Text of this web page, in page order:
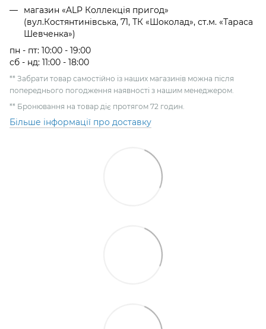
магазин «ALP Коллекція пригод»
(вул.Костянтинівська, 71, ТК «Шоколад», ст.м. «Тараса
Шевченка»)
пн - пт: 10:00 - 19:00
сб - нд: 11:00 - 18:00
** Забрати товар самостійно із наших магазинів можна після
попереднього погодження наявності з нашим менеджером.
** Бронювання на товар діє протягом 72 годин.
Більше інформації про доставку